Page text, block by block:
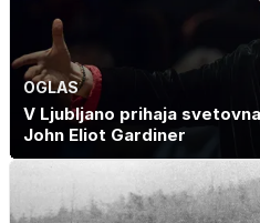
OGLAS
V Ljubljano prihaja
John Eliot Gardiner